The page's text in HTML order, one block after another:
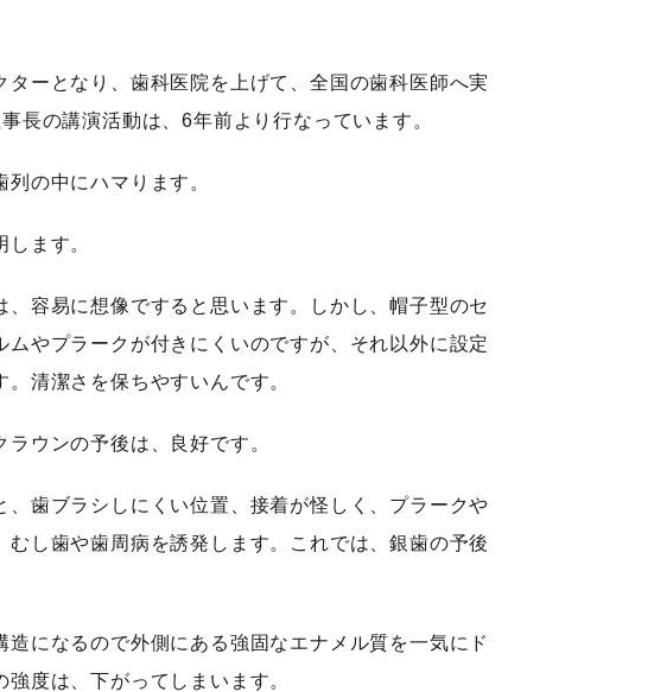
ーとなり、歯科医院を上げて、全国の歯科医師へ実
長の講演活動は、6年前より行なっています。
の中にハマります。
ます。
容易に想像ですると思います。しかし、帽子型のセ
やプラークが付きにくいのですが、それ以外に設定
清潔さを保ちやすいんです。
ウンの予後は、良好です。
歯ブラシしにくい位置、接着が怪しく、プラークや
し歯や歯周病を誘発します。これでは、銀歯の予後
になるので外側にある強固なエナメル質を一気にド
度は、下がってしまいます。